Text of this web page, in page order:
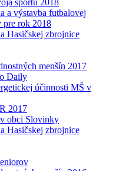
športu 2018
a výstavba futbalovej
pre rok 2018
Hasičskej zbrojnice
menšín 2017
Daily
účinnosti MŠ v
2017
obci Slovinky
Hasičskej zbrojnice